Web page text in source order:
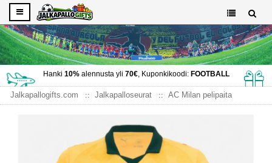
Hanki 10%alennusta yli 70€, Kuponkikoodi: FOOTBALL
Jalkapallogifts.com Jalkapalloseurat
AC Milan pelipaita